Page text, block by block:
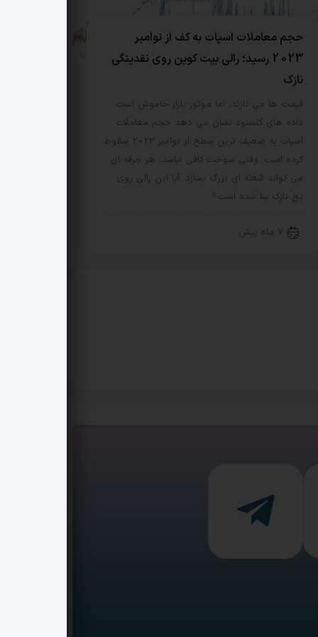
حجم معاملات اسپات به کف از نوامبر
2023 رسید؛ رالی بیت کوین روی نقدینگی
نازک
قیمت ها می تازند، اما موتور بازار خاموش است.
داده های گلسنود نشان می دهد حجم معاملات
اسپات به ضعیف ترین سطح از نوامبر 2023 سقوط
کرده است. وقتی سوخت کافی نباشد، هر جرقه ای
می تواند شعله ای بزرگ بسازد. آیا این رالی روی
یخ نازک بنا شده است؟
7 ماه پیش